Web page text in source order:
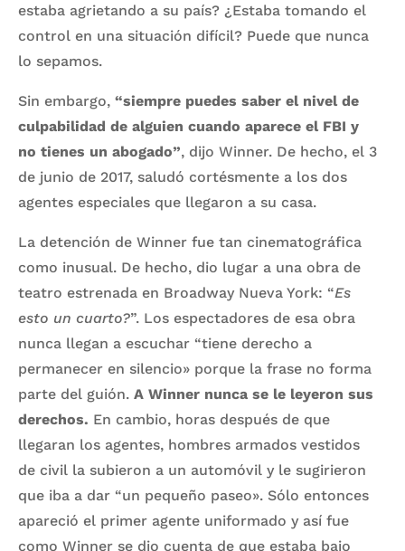
estaba agrietando a su país? ¿Estaba tomando el
control en una situación difícil? Puede que nunca
lo sepamos.
Sin embargo, “siempre puedes saber el nivel de
culpabilidad de alguien cuando aparece el FBI y
no tienes un abogado”, dijo Winner. De hecho, el 3
de junio de 2017, saludó cortésmente a los dos
agentes especiales que llegaron a su casa.
La detención de Winner fue tan cinematográfica
como inusual. De hecho, dio lugar a una obra de
teatro estrenada en Broadway Nueva York: “Es
esto un cuarto?”. Los espectadores de esa obra
nunca llegan a escuchar “tiene derecho a
permanecer en silencio» porque la frase no forma
parte del guión. A Winner nunca se le leyeron sus
derechos. En cambio, horas después de que
llegaran los agentes, hombres armados vestidos
de civil la subieron a un automóvil y le sugirieron
que iba a dar “un pequeño paseo». Sólo entonces
apareció el primer agente uniformado y así fue
como Winner se dio cuenta de que estaba bajo